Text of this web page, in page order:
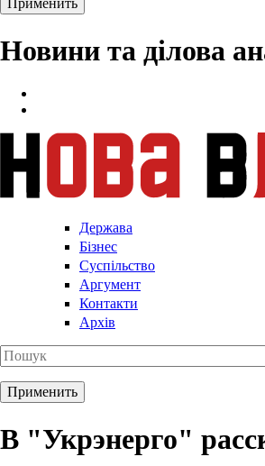
Новини та ділова
Держава
Бізнес
Суспільство
Аргумент
Контакти
Архів
В "Укрэнерго"